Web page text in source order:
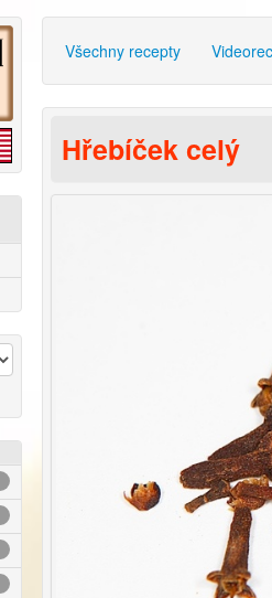
Všechny recepty
Hřebíček celý